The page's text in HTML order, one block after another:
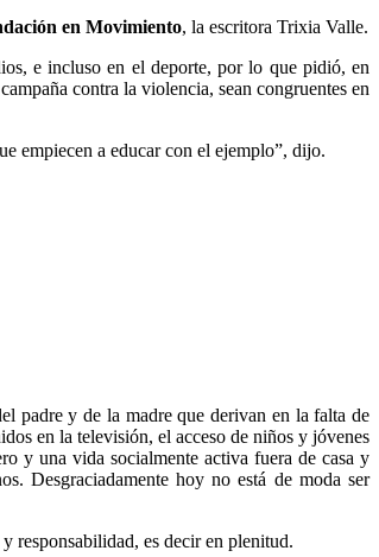
en Movimiento, la escritora Trixia Valle.
e incluso en el deporte, por lo que pidió, en
contra la violencia, sean congruentes en
empiecen a educar con el ejemplo”, dijo.
padre y de la madre que derivan en la falta de
en la televisión, el acceso de niños y jóvenes
y una vida socialmente activa fuera de casa y
Desgraciadamente hoy no está de moda ser
responsabilidad, es decir en plenitud.